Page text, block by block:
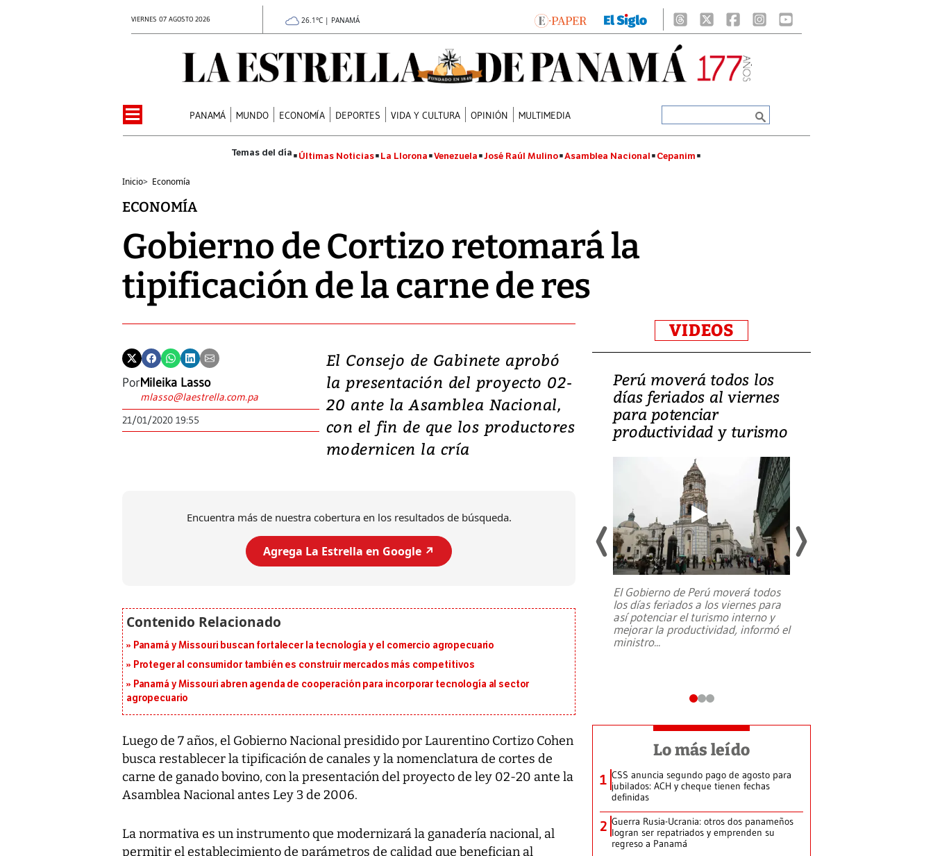
VIERNES 07 AGOSTO 2026 26.1°C | PANAMÁ
PANAMÁ MUNDO ECONOMÍA DEPORTES VIDA Y CULTURA OPINIÓN MULTIMEDIA
Últimas Noticias La Llorona Venezuela José Raúl Mulino Asamblea Nacional Cepanim
Inicio> Economía
ECONOMÍA
Gobierno de Cortizo retomará la
tipificación de la carne de res
PorMileika Lasso
mlasso@laestrella.com.pa
21/01/2020 19:55
El Consejo de Gabinete aprobó
la presentación del proyecto 02-
20 ante la Asamblea Nacional,
con el fin de que los productores
modernicen la cría
Encuentra más de nuestra cobertura en los resultados de búsqueda.
Agrega La Estrella en Google ↗️
Panamá y Missouri buscan fortalecer la tecnología y el comercio agropecuario
Proteger al consumidor también es construir mercados más competitivos
Panamá y Missouri abren agenda de cooperación para incorporar tecnología al sector
agropecuario
Luego de 7 años, el Gobierno Nacional presidido por Laurentino Cortizo Cohen
busca restablecer la tipificación de canales y la nomenclatura de cortes de
carne de ganado bovino, con la presentación del proyecto de ley 02-20 ante la
Asamblea Nacional antes Ley 3 de 2006.
La normativa es un instrumento que modernizará la ganadería nacional, al
permitir el establecimiento de parámetros de calidad que benefician al
VIDEOS
Video: Lula lanza su
candidatura con
promesas de inversión
en defensa, educación y
tierras raras
Entre recuerdos y escuetas
da Silva, oficializó este domingo su
candidatura...
Perú moverá todos los
días feriados al viernes
para potenciar
productividad y turismo
El Gobierno de Perú moverá todos
los días feriados a los viernes para
así potenciar el turismo interno y
mejorar la productividad, informó el
ministro...
Lo más leído
1 CSS anuncia segundo pago de agosto para
jubilados: ACH y cheque tienen fechas
definidas
2 Guerra Rusia-Ucrania: otros dos panameños
logran ser repatriados y emprenden su
regreso a Panamá